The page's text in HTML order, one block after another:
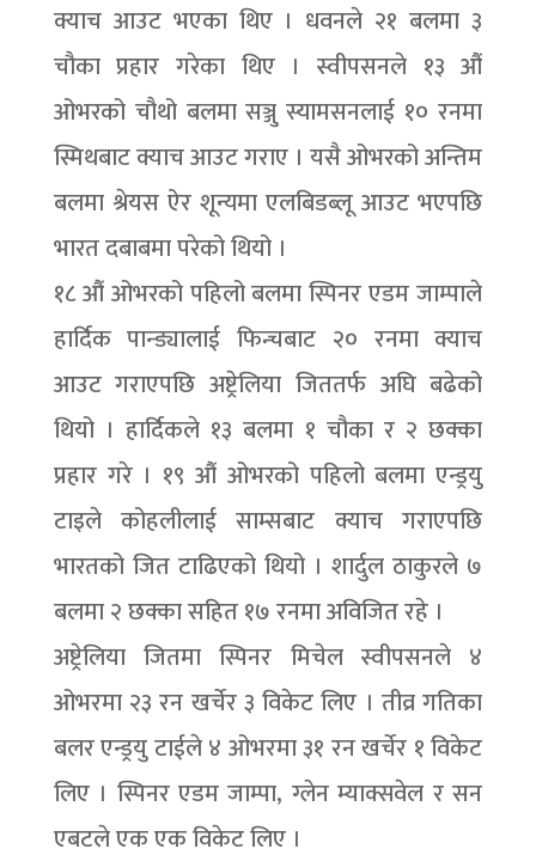
क्याच आउट भएका थिए । धवनले २१ बलमा ३
चौका प्रहार गरेका थिए । स्वीपसनले १३ औं
ओभरको चौथो बलमा सञ्जु स्यामसनलाई १० रनमा
स्मिथबाट क्याच आउट गराए । यसै ओभरको अन्तिम
बलमा श्रेयस ऐर शून्यमा एलबिडब्लू आउट भएपछि
भारत दबाबमा परेको थियो ।
१८ औं ओभरको पहिलो बलमा स्पिनर एडम जाम्पाले
हार्दिक पान्ड्यालाई फिन्चबाट २० रनमा क्याच
आउट गराएपछि अष्ट्रेलिया जिततर्फ अघि बढेको
थियो । हार्दिकले १३ बलमा १ चौका र २ छक्का
प्रहार गरे । १९ औं ओभरको पहिलो बलमा एन्ड्रयु
टाइले कोहलीलाई साम्सबाट क्याच गराएपछि
भारतको जित टाढिएको थियो । शार्दुल ठाकुरले ७
बलमा २ छक्का सहित १७ रनमा अविजित रहे ।
अष्ट्रेलिया जितमा स्पिनर मिचेल स्वीपसनले ४
ओभरमा २३ रन खर्चेर ३ विकेट लिए । तीव्र गतिका
बलर एन्ड्रयु टाईले ४ ओभरमा ३१ रन खर्चेर १ विकेट
लिए । स्पिनर एडम जाम्पा, ग्लेन म्याक्सवेल र सन
एबटले एक एक विकेट लिए ।